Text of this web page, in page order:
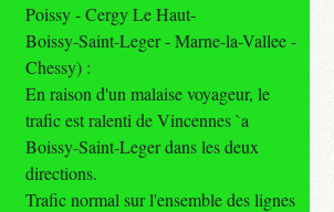
Poissy - Cergy Le Haut-
Boissy-Saint-Leger - Marne-la-Vallee -
Chessy) :
En raison d'un malaise voyageur, le
trafic est ralenti de Vincennes `a
Boissy-Saint-Leger dans les deux
directions.
Trafic normal sur l'ensemble des lignes